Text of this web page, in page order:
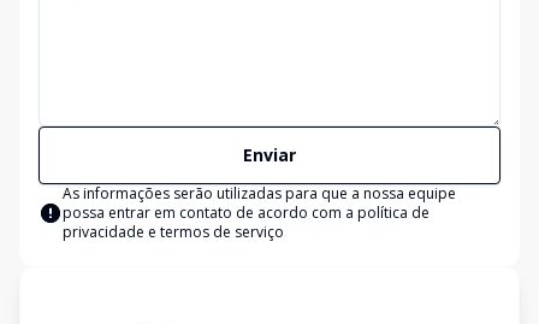
Enviar
As informações serão utilizadas para que a nossa equipe
possa entrar em contato de acordo com a política de
privacidade e termos de serviço